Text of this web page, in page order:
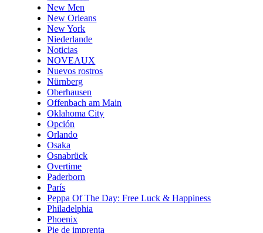
New Men
New Orleans
New York
Niederlande
Noticias
NOVEAUX
Nuevos rostros
Nürnberg
Oberhausen
Offenbach am Main
Oklahoma City
Opción
Orlando
Osaka
Osnabrück
Overtime
Paderborn
París
Peppa Of The Day: Free Luck & Happiness
Philadelphia
Phoenix
Pie de imprenta